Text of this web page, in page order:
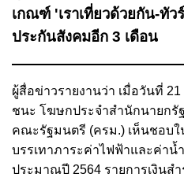
เกณฑ์ 'เราเที่ยวด้วยกัน-ทัว
ประกันสังคมอีก 3 เดือน
ผู้สื่อข่าวรายงานว่า เมื่อวันที่
ชนะ โฆษกประจำสำนักนายกรั
คณะรัฐมนตรี (ครม.) เห็นชอบ
บรรเทาภาระค่าไฟฟ้าและค่าน้
ประมาณปี 2564 รายการเงินส